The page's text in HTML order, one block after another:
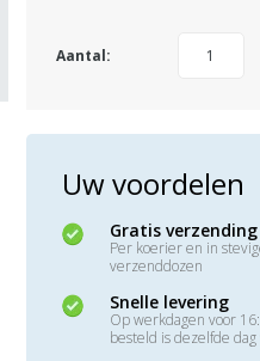
Aantal:
Uw voordelen
Gratis verzending
Per koerier en in
verzenddozen
Snelle levering
Op werkdagen voor
besteld is dezelfde